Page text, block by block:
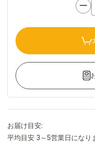
ー
お届け目安:
平均目安 3～5営業日になり